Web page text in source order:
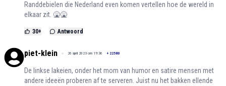
Randdebielen die Nederland even komen vertellen hoe de wereld in
elkaar zit. 🤮🤮
30+ Antwoord
piet-klein 26 april 2023 om 19:36 + 22580
De linkse lakeien, onder het mom van humor en satire mensen met
andere ideeën proberen af te serveren. Juist nu het bakken ellende